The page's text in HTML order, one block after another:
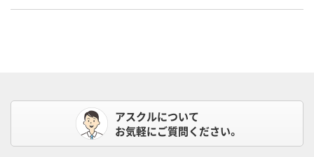
アスクルについて
お気軽にご質問ください。